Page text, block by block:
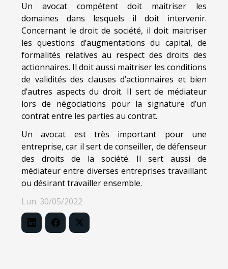
Un avocat compétent doit maitriser les
domaines dans lesquels il doit intervenir.
Concernant le droit de société, il doit maitriser
les questions d’augmentations du capital, de
formalités relatives au respect des droits des
actionnaires. Il doit aussi maitriser les conditions
de validités des clauses d’actionnaires et bien
d’autres aspects du droit. Il sert de médiateur
lors de négociations pour la signature d’un
contrat entre les parties au contrat.
Un avocat est très important pour une
entreprise, car il sert de conseiller, de défenseur
des droits de la société. Il sert aussi de
médiateur entre diverses entreprises travaillant
ou désirant travailler ensemble.
Lun. 30/05/2022